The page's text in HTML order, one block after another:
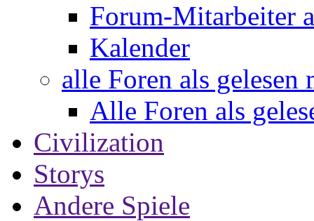
Forum-Mitarbeiter
Kalender
alle Foren als gelesen
Alle Foren als
Civilization
Storys
Andere Spiele